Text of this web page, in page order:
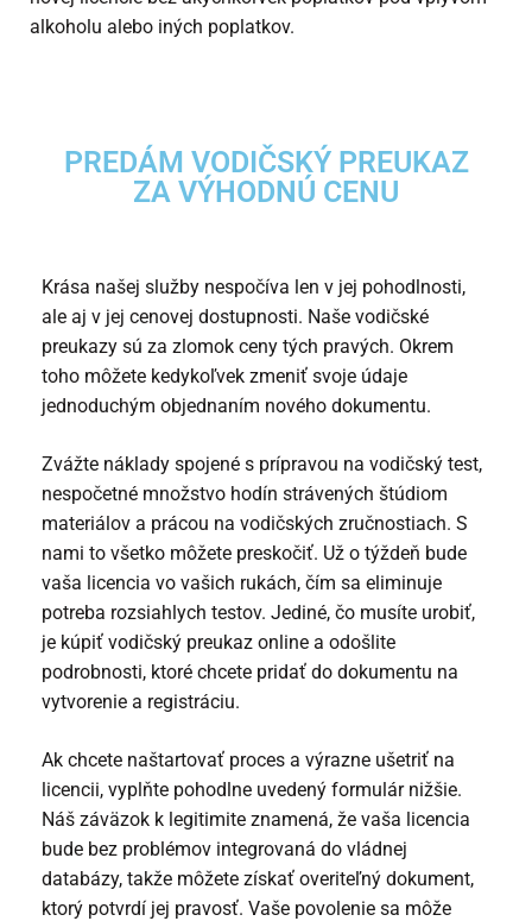
alkoholu alebo iných poplatkov.
PREDÁM VODIČSKÝ PREUKAZ
ZA VÝHODNÚ CENU
Krása našej služby nespočíva len v jej pohodlnosti,
ale aj v jej cenovej dostupnosti. Naše vodičské
preukazy sú za zlomok ceny tých pravých. Okrem
toho môžete kedykoľvek zmeniť svoje údaje
jednoduchým objednaním nového dokumentu.
Zvážte náklady spojené s prípravou na vodičský test,
nespočetné množstvo hodín strávených štúdiom
materiálov a prácou na vodičských zručnostiach. S
nami to všetko môžete preskočiť. Už o týždeň bude
vaša licencia vo vašich rukách, čím sa eliminuje
potreba rozsiahlych testov. Jediné, čo musíte urobiť,
je kúpiť vodičský preukaz online a odošlite
podrobnosti, ktoré chcete pridať do dokumentu na
vytvorenie a registráciu.
Ak chcete naštartovať proces a výrazne ušetriť na
licencii, vyplňte pohodlne uvedený formulár nižšie.
Náš záväzok k legitimite znamená, že vaša licencia
bude bez problémov integrovaná do vládnej
databázy, takže môžete získať overiteľný dokument,
ktorý potvrdí jej pravosť. Vaše povolenie sa môže